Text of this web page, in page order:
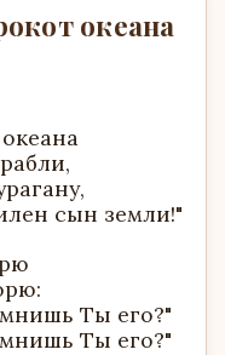
океана
сын земли!"
Ты его?"
Ты его?"